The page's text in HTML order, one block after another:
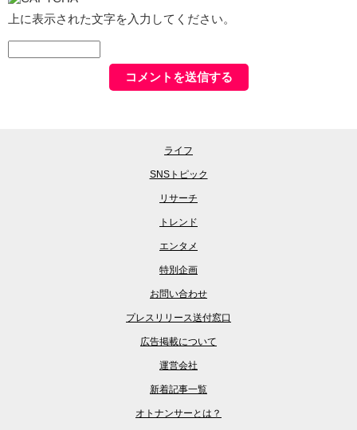
上に表示された文字を入力してください。
ライフ
SNSトピック
リサーチ
トレンド
エンタメ
特別企画
お問い合わせ
プレスリリース送付窓口
広告掲載について
運営会社
新着記事一覧
オトナンサーとは？